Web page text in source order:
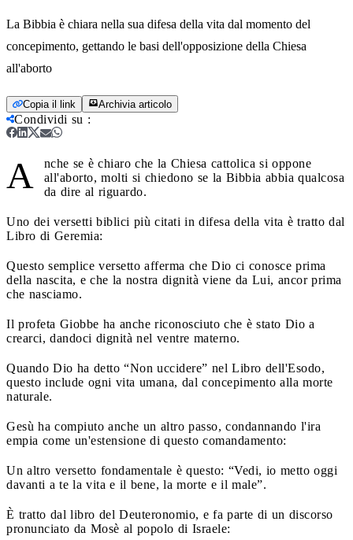
La Bibbia è chiara nella sua difesa della vita dal momento del
concepimento, gettando le basi dell'opposizione della Chiesa
all'aborto
Copia il link Archivia articolo
Condividi su :
A
nche se è chiaro che la Chiesa cattolica si oppone
all'aborto, molti si chiedono se la Bibbia abbia qualcosa
da dire al riguardo.
Uno dei versetti biblici più citati in difesa della vita è tratto dal
Libro di Geremia:
Questo semplice versetto afferma che Dio ci conosce prima
della nascita, e che la nostra dignità viene da Lui, ancor prima
che nasciamo.
Il profeta Giobbe ha anche riconosciuto che è stato Dio a
crearci, dandoci dignità nel ventre materno.
Quando Dio ha detto “Non uccidere” nel Libro dell'Esodo,
questo include ogni vita umana, dal concepimento alla morte
naturale.
Gesù ha compiuto anche un altro passo, condannando l'ira
empia come un'estensione di questo comandamento:
Un altro versetto fondamentale è questo: “Vedi, io metto oggi
davanti a te la vita e il bene, la morte e il male”.
È tratto dal libro del Deuteronomio, e fa parte di un discorso
pronunciato da Mosè al popolo di Israele: